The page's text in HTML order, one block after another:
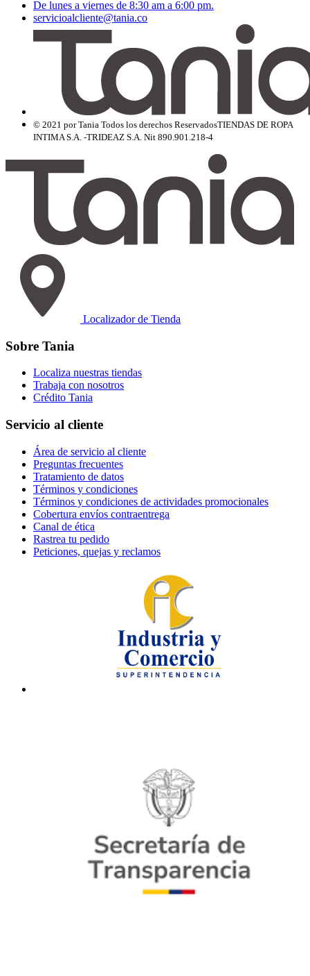
De lunes a viernes de 8:30 am a 6:00 pm.
servicioalcliente@tania.co
© 2021 por Tania Todos los derechos ReservadosTIENDAS DE ROPA
INTIMA S.A. -TRIDEAZ S.A. Nit 890.901.218-4
Localizador de Tienda
Sobre Tania
Localiza nuestras tiendas
Trabaja con nosotros
Crédito Tania
Servicio al cliente
Área de servicio al cliente
Preguntas frecuentes
Tratamiento de datos
Términos y condiciones
Términos y condiciones de actividades promocionales
Cobertura envíos contraentrega
Canal de ética
Rastrea tu pedido
Peticiones, quejas y reclamos